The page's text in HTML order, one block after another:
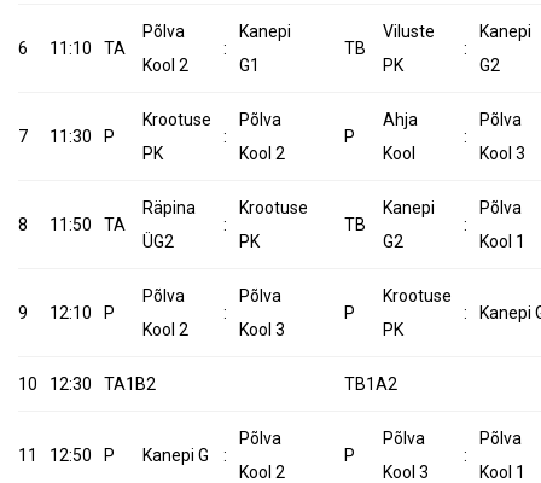
6 11:10 TA
Põlva
Kool 2
:
Kanepi
G1
TB
Viluste
PK
:
Kanepi
G2
7 11:30 P
Krootuse
PK
:
Põlva
Kool 2
P
Ahja
Kool
:
Põlva
Kool 3
8 11:50 TA
Räpina
ÜG2
:
Krootuse
PK
TB
Kanepi
G2
:
Põlva
Kool 1
9 12:10 P
Põlva
Kool 2
:
Põlva
Kool 3
P
Krootuse
PK
: Kanepi
10 12:30 TA1B2 TB1A2
11 12:50 P Kanepi G :
Põlva
Kool 2
P
Põlva
Kool 3
:
Põlva
Kool 1